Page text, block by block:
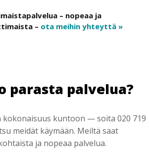
– nopeaa ja
– ota meihin yhteyttä »
parasta palvelua?
kokonaisuus kuntoon — soita 020 719
meidät käymään. Meiltä saat
ja nopeaa palvelua.